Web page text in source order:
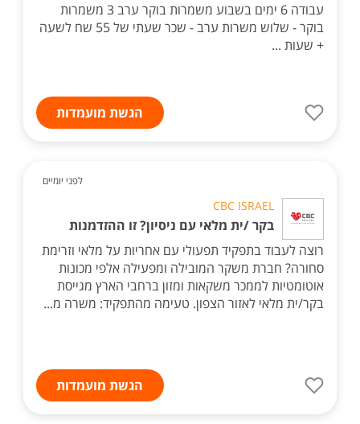
עבודה 6 ימים בשבוע משמרות בוקר ערב 3 משמרות
בוקר - שלוש משרות ערב - שכר שעתי של 55 שח לשעה
+ שעות ...
הגשת מועמדות
לפני יומיים
CBC ISRAEL
בקר /ית מלאי עם ניסיון? זו ההזדמנות
רוצה לעבוד בתפקיד תפעולי עם אחריות על מלאי וזרימת
סחורה? חברת משקר המובילה ומפעילה אלפי מכונות
אוטומטיות לממכר משקאות ומזון ברחבי הארץ מגייסת
בקר/ית מלאי לאזור הצפון. טעימה מהתפקיד: משרה מ...
הגשת מועמדות